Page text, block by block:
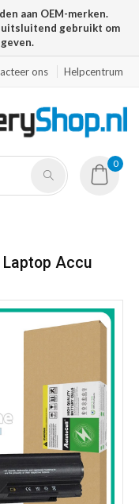
aan OEM-merken.
uitsluitend gebruikt om
ons Helpcentrum
0
Laptop Accu